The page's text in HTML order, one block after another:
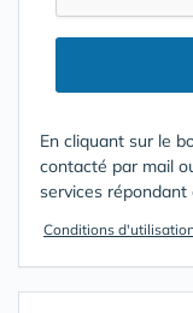
En cliquant sur le
contacté par mail
services
Conditions d'utilisation